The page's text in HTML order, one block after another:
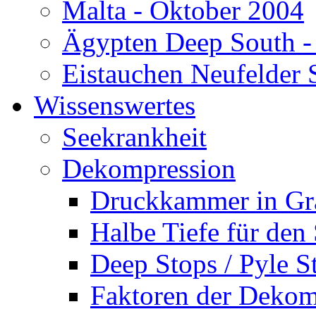
Malta - Oktober 2004
Ägypten Deep South
Eistauchen Neufelder
Wissenswertes
Seekrankheit
Dekompression
Druckkammer in
Halbe Tiefe für den
Deep Stops / Pyle
Faktoren der